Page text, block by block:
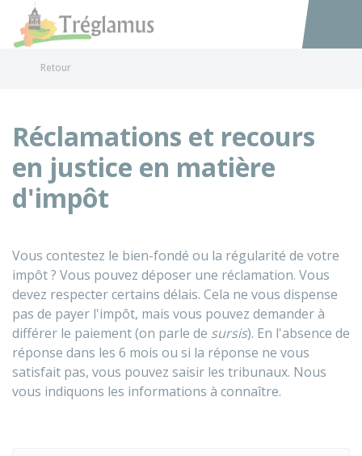
Accéder
Retour
Réclamations et recours
en justice en matière
d'impôt
Vous contestez le bien-fondé ou la régularité de votre
impôt ? Vous pouvez déposer une réclamation. Vous
devez respecter certains délais. Cela ne vous dispense
pas de payer l'impôt, mais vous pouvez demander à
différer le paiement (on parle de sursis). En l'absence de
réponse dans les 6 mois ou si la réponse ne vous
satisfait pas, vous pouvez saisir les tribunaux. Nous
vous indiquons les informations à connaître.